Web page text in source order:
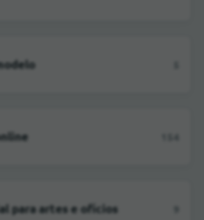
154
para artes e ofícios 9